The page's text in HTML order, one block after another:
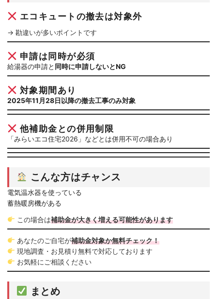
エコキュートの撤去は対象外
→ 勘違いが多いポイントです
申請は同時が必須
給湯器の申請と 同時に申請しないとNG
対象期間あり
2025年11月28日以降の撤去工事のみ対象
他補助金との併用制限
「みらいエコ住宅2026」などとは併用不可の場合あり
こんな方はチャンス
電気温水器を使っている
蓄熱暖房機がある
この場合は補助金が大きく増える可能性があります
あなたのご自宅が補助金対象か無料チェック！
現地調査・お見積り無料で対応しております
お気軽にご相談ください
まとめ